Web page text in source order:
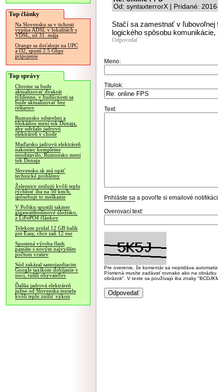
Top články
Na Slovensku sa v tichosti
vypína ADSL v lokalitách s
VDSL, už 31. mája
Orange sa doťahuje na UPC
a O2, spustí 2.5 Gbps
pripojenie
Top správy
Chrome sa bude
aktualizovať dvakrát
týždenne, v budúcnosti sa
bude aktualizovať bez
reštartov
Rumunsko odstrelmi a
blokádou mení tok Dunaja,
aby udržalo jadrovú
elektráreň v chode
Maďarsko jadrovú elektráreň
nakoniec kompletne
neodstavilo, Rumunsko mení
tok Dunaja
Slovensko.sk má opäť
technické problémy
Železnice znižujú kvôli teplu
rýchlosť iba na 50 km/h,
spôsobuje to meškanie
V Poľsku spustili takmer
gigawatthodinové úložisko,
z LiFePO4 článkov
Telekom pridal 12 GB balík
pre Easy, chce zaň 12 eur
Spustená výroba flash
pamäte s novým najvyšším
počtom vrstiev
Súd zakázal samojazdiacim
Google taxíkom dobíjanie v
noci, rušili obyvateľov
Ďalšia jadrová elektráreň
južne od Slovenska musela
kvôli teplu znížiť výkon
Od: syntaxterrorX | Pridané:
Stačí sa zamestnať v ľubovoľnej
logického spôsobu
Odpovedať
Meno:
Titulok:
Text:
Prihláste sa a povoľte si emailové
Overovací text:
Pre overenie, že komentár sa nepridáva
Písmená musíte zadávať rovnako ako na
obrázok". V texte sa používajú iba znaky